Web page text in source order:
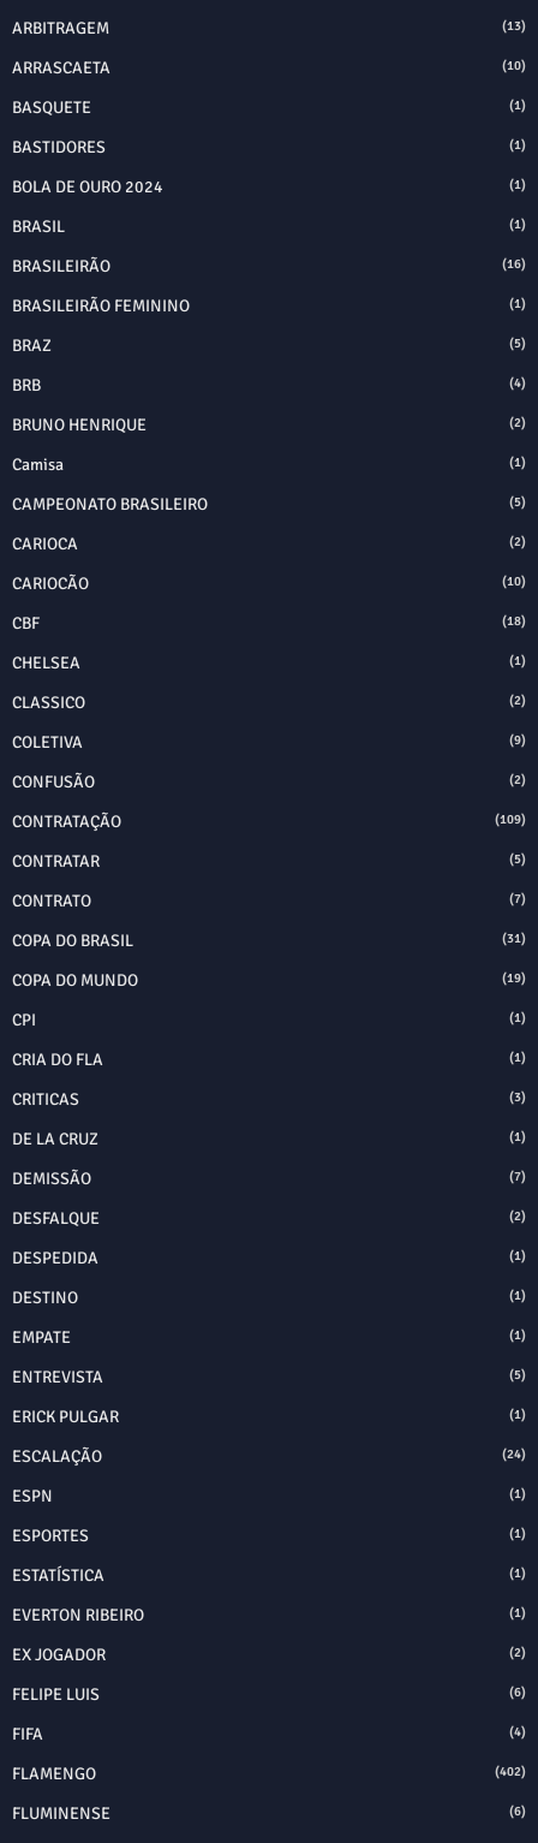
ARBITRAGEM (13)
ARRASCAETA (10)
BASQUETE (1)
BASTIDORES (1)
BOLA DE OURO 2024 (1)
BRASIL (1)
BRASILEIRÃO (16)
BRASILEIRÃO FEMININO (1)
BRAZ (5)
BRB (4)
BRUNO HENRIQUE (2)
Camisa (1)
CAMPEONATO BRASILEIRO (5)
CARIOCA (2)
CARIOCÃO (10)
CBF (18)
CHELSEA (1)
CLASSICO (2)
COLETIVA (9)
CONFUSÃO (2)
CONTRATAÇÃO (109)
CONTRATAR (5)
CONTRATO (7)
COPA DO BRASIL (31)
COPA DO MUNDO (19)
CPI (1)
CRIA DO FLA (1)
CRITICAS (3)
DE LA CRUZ (1)
DEMISSÃO (7)
DESFALQUE (2)
DESPEDIDA (1)
DESTINO (1)
EMPATE (1)
ENTREVISTA (5)
ERICK PULGAR (1)
ESCALAÇÃO (24)
ESPN (1)
ESPORTES (1)
ESTATÍSTICA (1)
EVERTON RIBEIRO (1)
EX JOGADOR (2)
FELIPE LUIS (6)
FIFA (4)
FLAMENGO (402)
FLUMINENSE (6)